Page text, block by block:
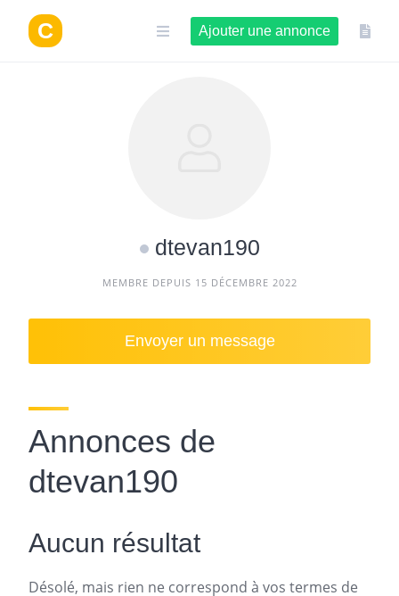
contenu
Ajouter une annonce
dtevan190
MEMBRE DEPUIS 15 DÉCEMBRE 2022
Envoyer un message
Annonces de
dtevan190
Aucun résultat
Désolé, mais rien ne correspond à vos termes de